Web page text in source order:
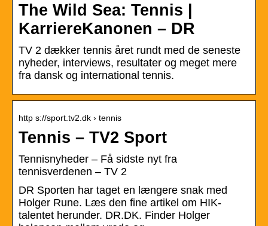
The Wild Sea: Tennis |
KarriereKanonen – DR
TV 2 dækker tennis året rundt med de seneste
nyheder, interviews, resultater og meget mere
fra dansk og international tennis.
http s://sport.tv2.dk › tennis
Tennis – TV2 Sport
Tennisnyheder – Få sidste nyt fra
tennisverdenen – TV 2
DR Sporten har taget en længere snak med
Holger Rune. Læs den fine artikel om HIK-
talentet herunder. DR.DK. Finder Holger